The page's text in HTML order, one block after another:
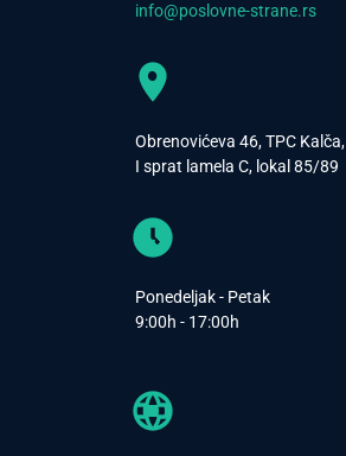
info@poslovne-strane.rs
Obrenovićeva 46, TPC Kalča,
I sprat lamela C, lokal 85/89
Ponedeljak - Petak
9:00h - 17:00h